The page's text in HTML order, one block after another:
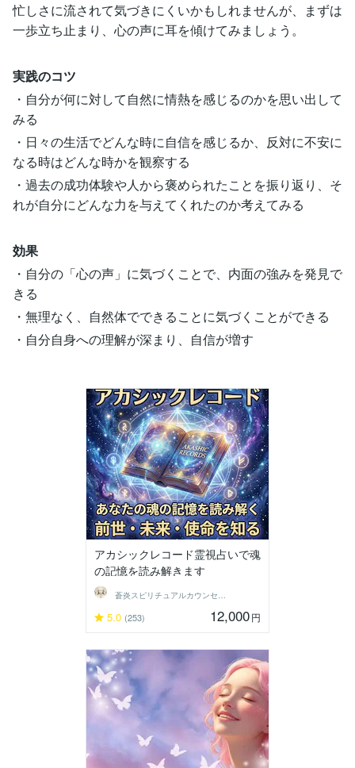
忙しさに流されて気づきにくいかもしれませんが、まずは
一歩立ち止まり、心の声に耳を傾けてみましょう。
実践のコツ
・自分が何に対して自然に情熱を感じるのかを思い出して
みる
・日々の生活でどんな時に自信を感じるか、反対に不安に
なる時はどんな時かを観察する
・過去の成功体験や人から褒められたことを振り返り、そ
れが自分にどんな力を与えてくれたのか考えてみる
効果
・自分の「心の声」に気づくことで、内面の強みを発見で
きる
・無理なく、自然体でできることに気づくことができる
・自分自身への理解が深まり、自信が増す
アカシックレコード霊視占いで魂
の記憶を読み解きます
5.0 (253) 12,000円